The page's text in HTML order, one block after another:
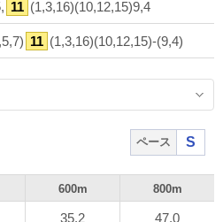
11 (1,3,16)(10,12,15)9,4
,5,7) 11 (1,3,16)(10,12,15)-(9,4)
ペース S
600m 800m
35.2 47.0